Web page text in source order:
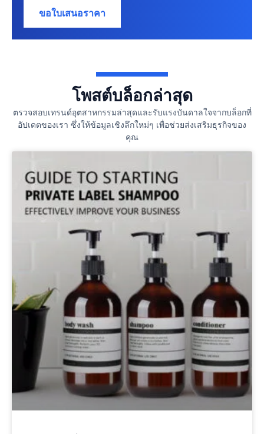
ขอใบเสนอราคา
โพสต์บล็อกล่าสุด
ตรวจสอบเทรนด์อุตสาหกรรมล่าสุดและรับแรงบันดาลใจจากบล็อกที่
อัปเดตของเรา ซึ่งให้ข้อมูลเชิงลึกใหม่ๆ เพื่อช่วยส่งเสริมธุรกิจของ
คุณ